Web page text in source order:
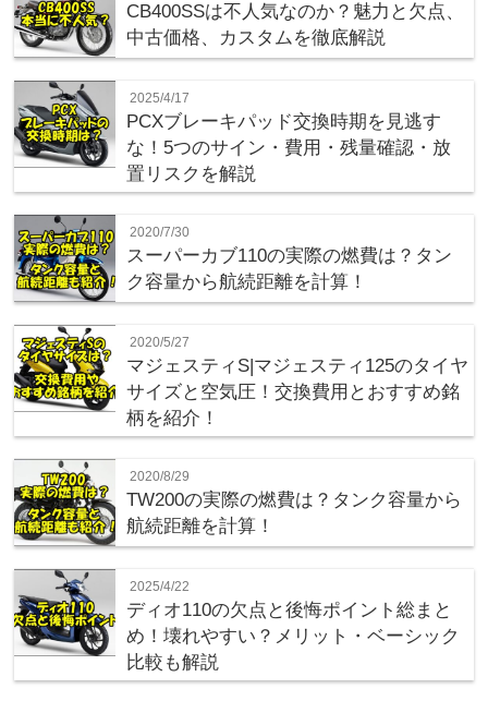
CB400SSは不人気なのか？魅力と欠点、
中古価格、カスタムを徹底解説
2025/4/17
PCXブレーキパッド交換時期を見逃す
な！5つのサイン・費用・残量確認・放
置リスクを解説
2020/7/30
スーパーカブ110の実際の燃費は？タン
ク容量から航続距離を計算！
2020/5/27
マジェスティS|マジェスティ125のタイヤ
サイズと空気圧！交換費用とおすすめ銘
柄を紹介！
2020/8/29
TW200の実際の燃費は？タンク容量から
航続距離を計算！
2025/4/22
ディオ110の欠点と後悔ポイント総まと
め！壊れやすい？メリット・ベーシック
比較も解説